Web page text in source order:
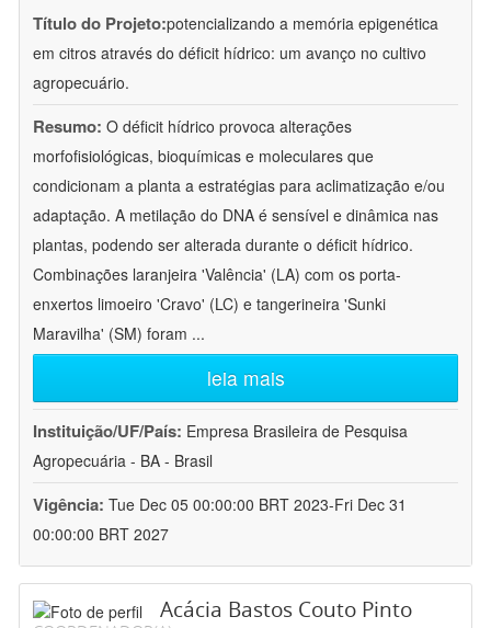
Título do Projeto:potencializando a memória epigenética
em citros através do déficit hídrico: um avanço no cultivo
agropecuário.
Resumo: O déficit hídrico provoca alterações
morfofisiológicas, bioquímicas e moleculares que
condicionam a planta a estratégias para aclimatização e/ou
adaptação. A metilação do DNA é sensível e dinâmica nas
plantas, podendo ser alterada durante o déficit hídrico.
Combinações laranjeira 'Valência' (LA) com os porta-
enxertos limoeiro 'Cravo' (LC) e tangerineira 'Sunki
Maravilha' (SM) foram ...
leia mais
Instituição/UF/País: Empresa Brasileira de Pesquisa
Agropecuária - BA - Brasil
Vigência: Tue Dec 05 00:00:00 BRT 2023-Fri Dec 31
00:00:00 BRT 2027
Acácia Bastos Couto Pinto